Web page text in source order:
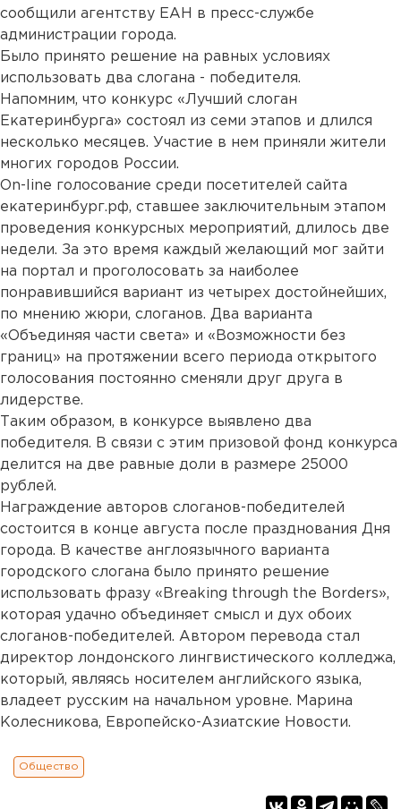
сообщили агентству ЕАН в пресс-службе
администрации города.
Было принято решение на равных условиях
использовать два слогана - победителя.
Напомним, что конкурс «Лучший слоган
Екатеринбурга» состоял из семи этапов и длился
несколько месяцев. Участие в нем приняли жители
многих городов России.
On-line голосование среди посетителей сайта
екатеринбург.рф, ставшее заключительным этапом
проведения конкурсных мероприятий, длилось две
недели. За это время каждый желающий мог зайти
на портал и проголосовать за наиболее
понравившийся вариант из четырех достойнейших,
по мнению жюри, слоганов. Два варианта
«Объединяя части света» и «Возможности без
границ» на протяжении всего периода открытого
голосования постоянно сменяли друг друга в
лидерстве.
Таким образом, в конкурсе выявлено два
победителя. В связи с этим призовой фонд конкурса
делится на две равные доли в размере 25000
рублей.
Награждение авторов слоганов-победителей
состоится в конце августа после празднования Дня
города. В качестве англоязычного варианта
городского слогана было принято решение
использовать фразу «Breaking through the Borders»,
которая удачно объединяет смысл и дух обоих
слоганов-победителей. Автором перевода стал
директор лондонского лингвистического колледжа,
который, являясь носителем английского языка,
владеет русским на начальном уровне. Марина
Колесникова, Европейско-Азиатские Новости.
Общество